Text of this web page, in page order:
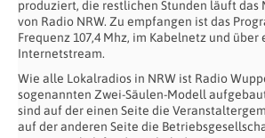
produziert, die restlichen Stunden läuft das
von Radio NRW. Zu empfangen ist das
Frequenz 107,4 Mhz, im Kabelnetz und über
Internetstream.
Wie alle Lokalradios in NRW ist Radio
sogenannten Zwei-Säulen-Modell
sind auf der einen Seite die
auf der anderen Seite die